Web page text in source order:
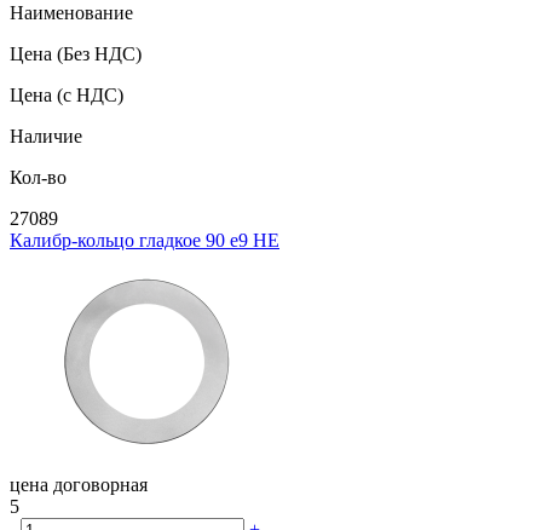
Наименование
Цена (Без НДС)
Цена (с НДС)
Наличие
Кол-во
27089
Калибр-кольцо гладкое 90 e9 НЕ
цена договорная
5